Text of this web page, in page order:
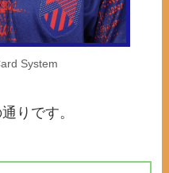
System
りです。